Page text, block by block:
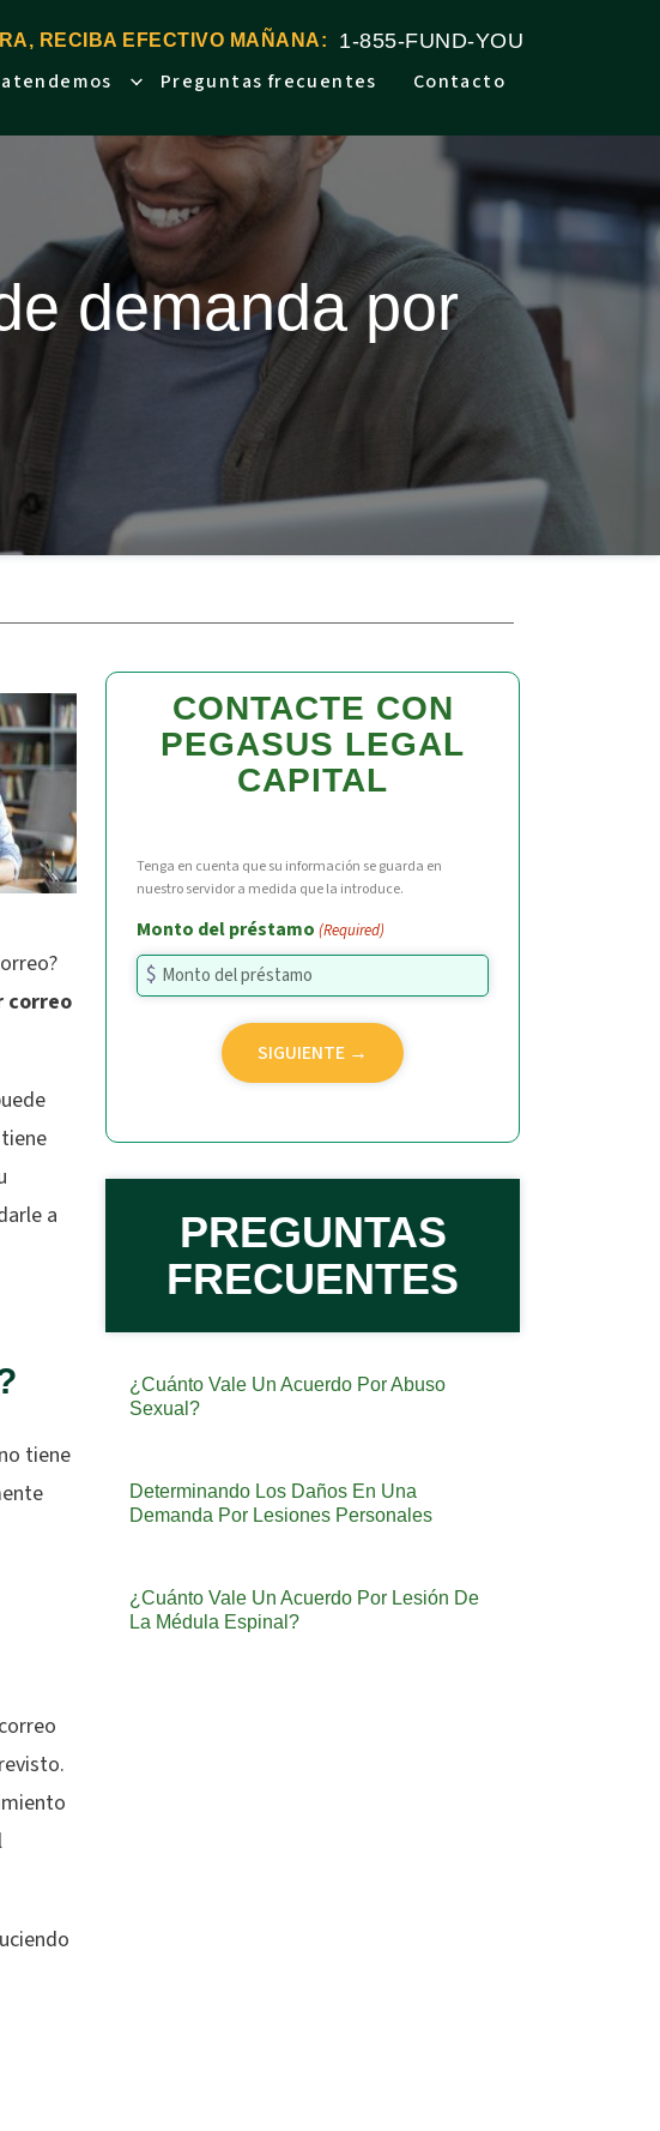
RECIBA EFECTIVO MAÑANA: 1-855-FUND-YOU
Preguntas frecuentes Contacto
demanda por
correo
a
tiene
CONTACTE CON
PEGASUS LEGAL
CAPITAL
Tenga en cuenta que su información se guarda en
nuestro servidor a medida que la introduce.
Monto del préstamo (Required)
PREGUNTAS
FRECUENTES
¿Cuánto Vale Un Acuerdo Por Abuso
Sexual?
Determinando Los Daños En Una
Demanda Por Lesiones Personales
¿Cuánto Vale Un Acuerdo Por Lesión De
La Médula Espinal?